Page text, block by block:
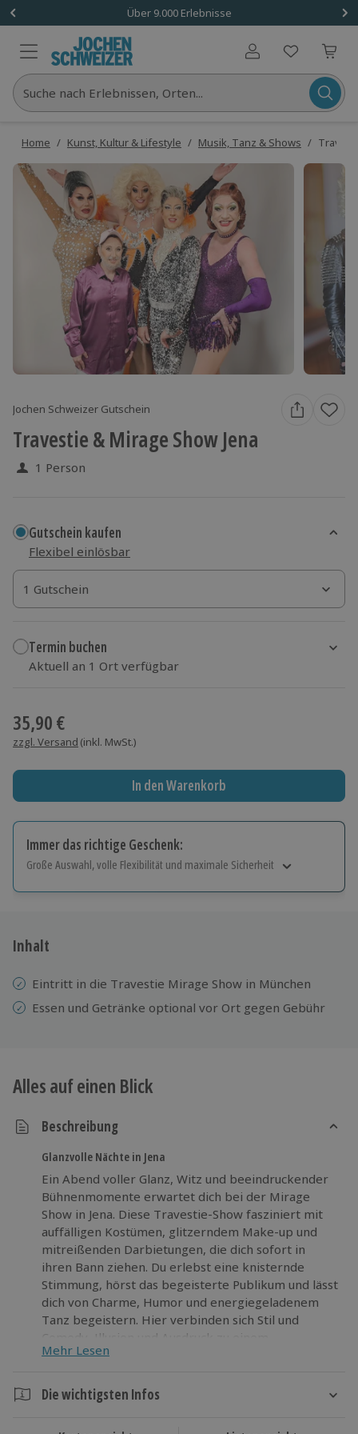
Über 9.000 Erlebnisse
Benutzerkonto
Suche nach Erlebnissen, Orten...
Home / Kunst, Kultur & Lifestyle / Musik, Tanz & Shows /
Jochen Schweizer Gutschein
Travestie & Mirage Show Jena
1 Person
Gutschein kaufen
Flexibel einlösbar
1 Gutschein
1 Gutschein
1 Gutschein
Termin buchen
Aktuell an 1 Ort verfügbar
35,90 €
zzgl. Versand (inkl. MwSt.)
In den Warenkorb
Immer das richtige Geschenk:
Große Auswahl, volle Flexibilität und maximale Sicherheit
Jeder Gutschein für alle Erlebnisse einlösbar.
Inhalt
Eintritt in die Travestie Mirage Show in München
Essen und Getränke optional vor Ort gegen Gebühr
Alles auf einen Blick
Beschreibung
Glanzvolle Nächte in Jena
Ein Abend voller Glanz, Witz und beeindruckender
Bühnenmomente erwartet dich bei der Mirage
Show in Jena. Diese Travestie-Show fasziniert mit
auffälligen Kostümen, glitzerndem Make-up und
mitreißenden Darbietungen, die dich sofort in
ihren Bann ziehen. Du erlebst eine knisternde
Stimmung, hörst das begeisterte Publikum und lässt
dich von Charme, Humor und energiegeladenem
Tanz begeistern. Hier verbinden sich Stil und
Comedy, Illusion und Ausdruck zu einem
besonderen Showerlebnis, das Spannung und
deine Sinne an. Diese Produktion begeistert mit
hoher Qualität und großer Leidenschaft. Tauche ein
Mehr Lesen
Die wichtigsten Infos